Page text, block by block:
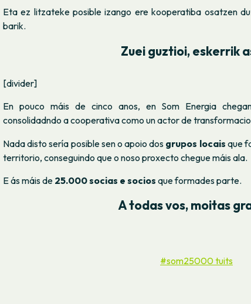
Eta ez litzateke posible izango ere kooperatiba osatzen
barik.
Zuei guztioi, eskerrik
[divider]
En pouco máis de cinco anos, en Som Energia
consolidadndo a cooperativa como un actor de
Nada disto sería posible sen o apoio dos grupos locais que
territorio, conseguindo que o noso proxecto chegue máis ala.
E ás máis de 25.000 socias e socios que formades parte.
A todas vos, moitas
#som25000 tuits